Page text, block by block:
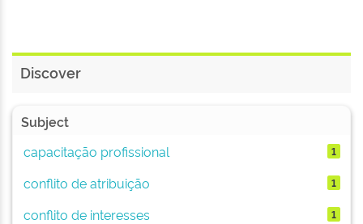
Discover
Subject
capacitação profissional
1
conflito de atribuição 1
conflito de interesses 1